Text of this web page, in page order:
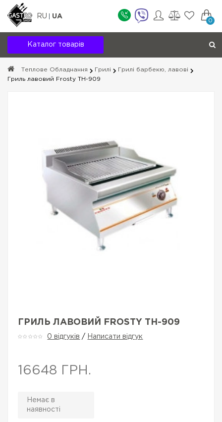
RU UA
0
Каталог товарів
Теплове Обладнання Грилі
Грилі барбекю, лавові
Гриль лавовий Frosty TH-909
ГРИЛЬ ЛАВОВИЙ FROSTY TH-909
0 відгуків / Написати відгук
16648 ГРН.
Немає в
наявності